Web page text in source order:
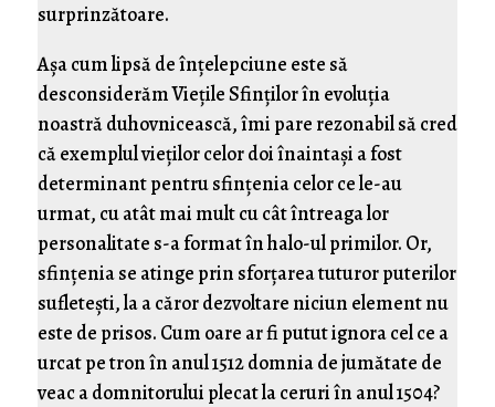
surprinzătoare.
Aşa cum lipsă de înţelepciune este să
desconsiderăm Vieţile Sfinţilor în evoluţia
noastră duhovnicească, îmi pare rezonabil să cred
că exemplul vieţilor celor doi înaintaşi a fost
determinant pentru sfinţenia celor ce le-au
urmat, cu atât mai mult cu cât întreaga lor
personalitate s-a format în halo-ul primilor. Or,
sfinţenia se atinge prin sforţarea tuturor puterilor
sufleteşti, la a căror dezvoltare niciun element nu
este de prisos. Cum oare ar fi putut ignora cel ce a
urcat pe tron în anul 1512 domnia de jumătate de
veac a domnitorului plecat la ceruri în anul 1504?